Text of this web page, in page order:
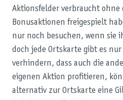
Aktionsfelder verbraucht ohne
Bonusaktionen freigespielt
nur noch besuchen, wenn sie
doch jede Ortskarte gibt es nur
verhindern, dass auch die
eigenen Aktion profitieren,
alternativ zur Ortskarte eine